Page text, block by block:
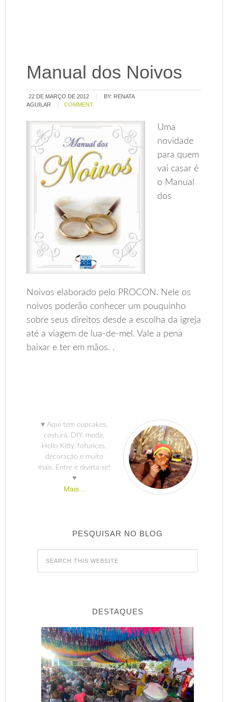
Manual dos Noivos
22 DE MARÇO DE 2012 BY: RENATA
AGUILAR
COMMENT
Uma
novidade
para quem
vai casar é
o Manual
dos
Noivos elaborado pelo PROCON. Nele os
noivos poderão conhecer um pouquinho
sobre seus direitos desde a escolha da igreja
até a viagem de lua-de-mel. Vale a pena
baixar e ter em mãos. .
♥ Aqui tem cupcakes,
costura, DIY, moda,
Hello Kitty, fofurices,
decoração e muito
mais. Entre e divirta-se!
♥
Mais...
PESQUISAR NO BLOG
DESTAQUES